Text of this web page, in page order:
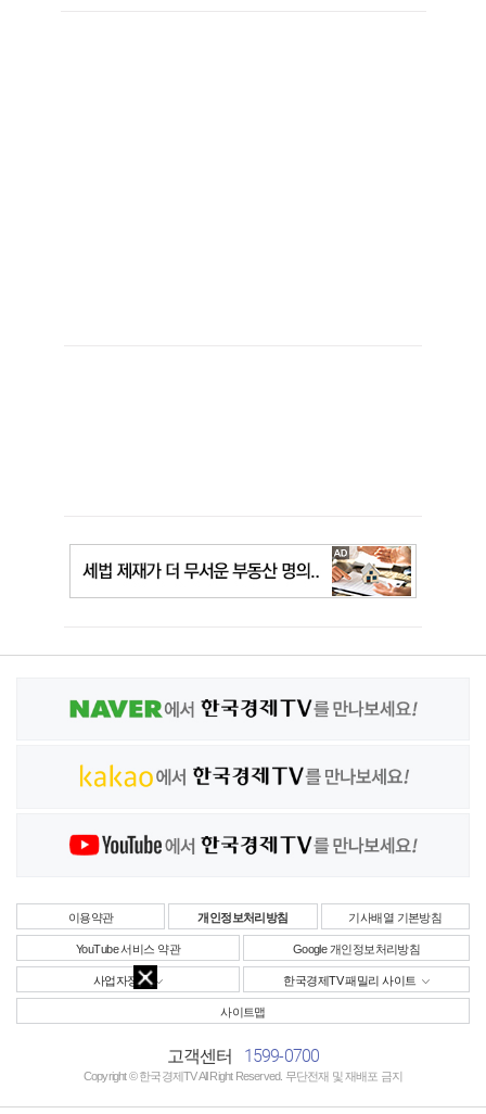
이용약관 개인정보처리방침 기사배열 기본방침
YouTube 서비스 약관 Google 개인정보처리방침
사업자정보 한국경제TV 패밀리 사이트
사이트맵
고객센터 1599-0700
Copyright © 한국경제TV All Right Reserved. 무단전재 및 재배포 금지